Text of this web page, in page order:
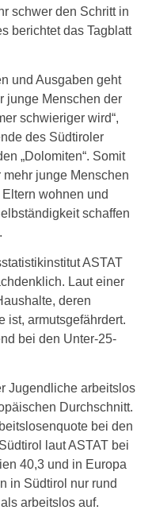
schwer den Schritt in
berichtet das Tagblatt
und Ausgaben geht
junge Menschen der
schwieriger wird“,
des Südtiroler
„Dolomiten“. Somit
junge Menschen
wohnen und
schaffen
ASTAT
Laut einer
deren
ist, armutsgefährdert.
bei den Unter-25-
Jugendliche arbeitslos
Durchschnitt.
bei den
laut ASTAT bei
40,3 und in Europa
in Südtirol nur rund
arbeitslos auf.